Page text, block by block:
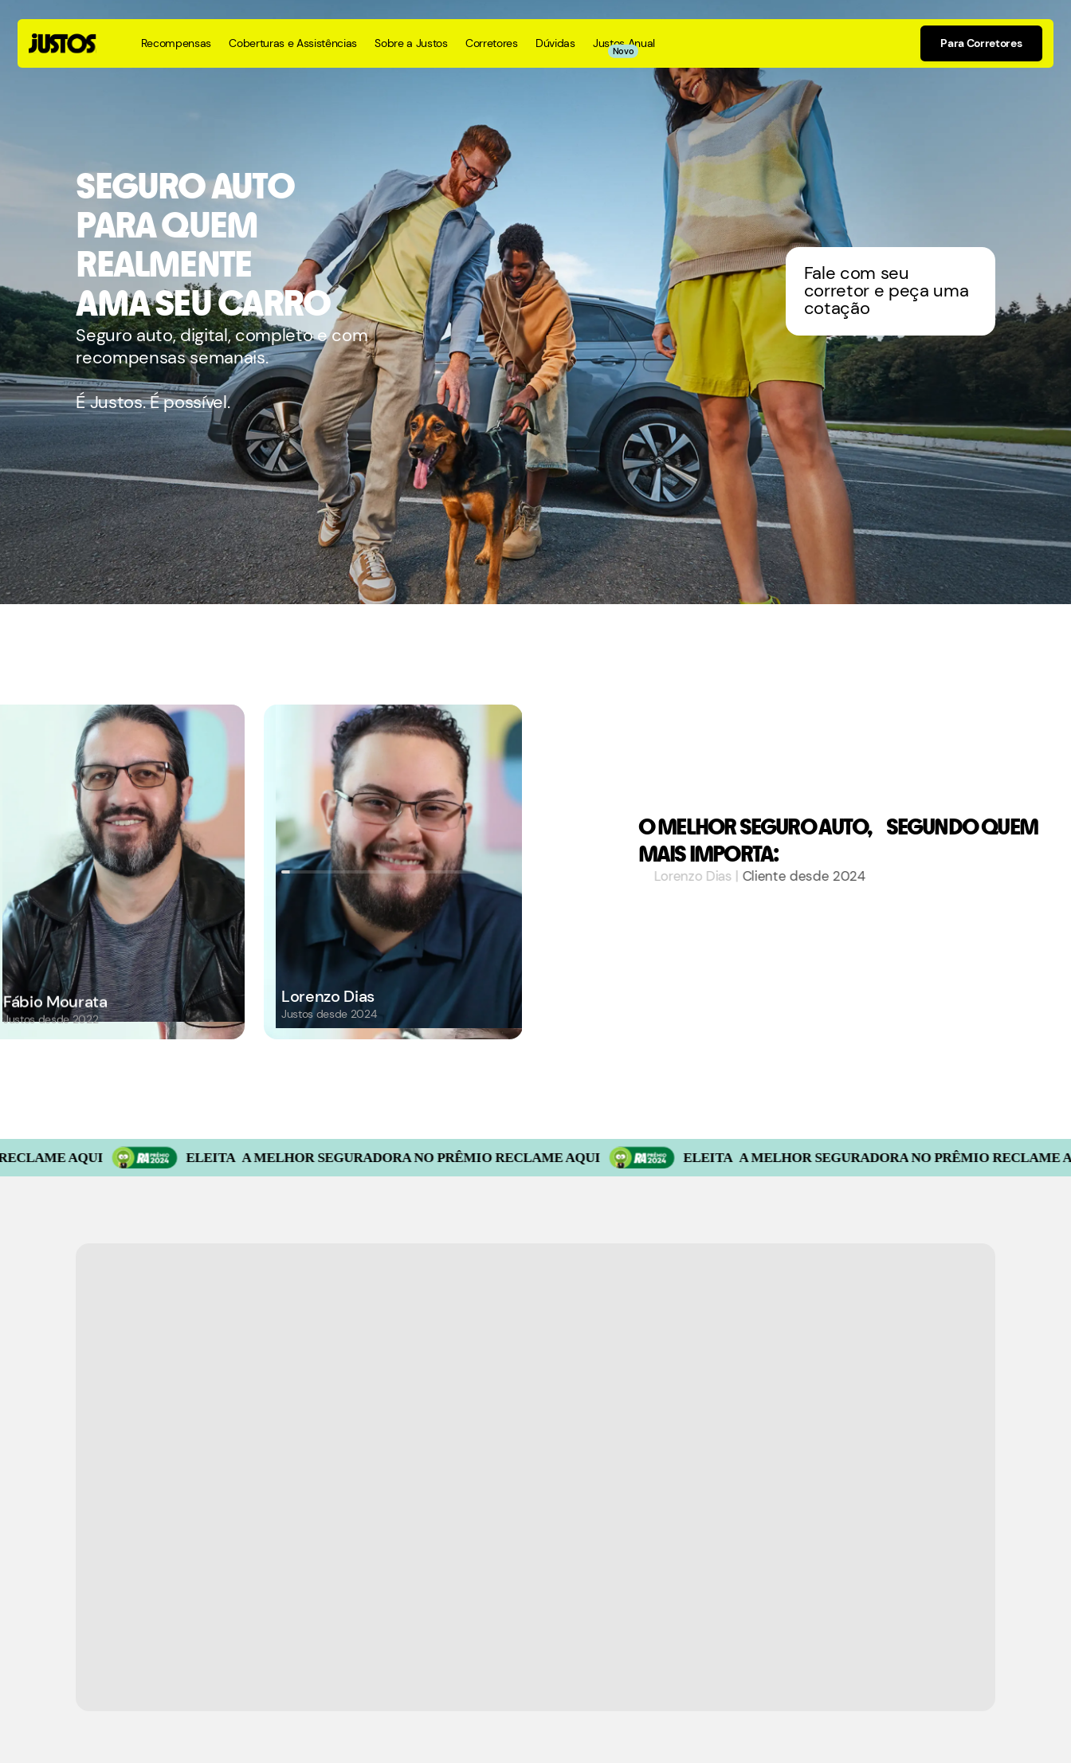
Recompensas Coberturas e Assistências Sobre a Justos Corretores Dúvidas Justos Anual
Novo
Para Corretores
SEGURO AUTO
PARA QUEM
REALMENTE
AMA SEU CARRO
Seguro auto, digital, completo e com
recompensas semanais.
É Justos. É possível.
Fale com seu
corretor e peça uma
cotação
Fábio Mourata
Justos desde2022
Lorenzo Dias
Justos desde 2024
O MELHOR SEGURO AUTO, SEGUNDO QUEM
MAIS IMPORTA:
Lorenzo Dias|Cliente desde2024
ELEITA A MELHOR SEGURADORA NO PRÊMIO RECLAME AQUI ELEITA A MELHOR SEGURADORA NO PRÊMIO RECLAME AQUI